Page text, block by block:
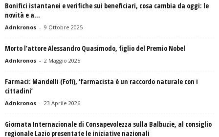
Bonifici istantanei e verifiche sui beneficiari, cosa cambia da oggi: le
novità e a...
Adnkronos - 9 Ottobre 2025
Morto l’attore Alessandro Quasimodo, figlio del Premio Nobel
Adnkronos - 2 Maggio 2025
Farmaci: Mandelli (Fofi), ‘farmacista è un raccordo naturale con i
cittadini’
Adnkronos - 23 Aprile 2026
Giornata Internazionale di Consapevolezza sulla Balbuzie, al consiglio
regionale Lazio presentate le iniziative nazionali